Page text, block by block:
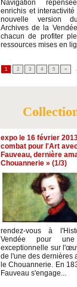
Navigation
enrichis et interactivité
nouvelle version
Archives de la
chacun de profiter
ressources mises en
1 2 3 4 5 »
expo le 16 février
combat pour l'Art
Fauveau, dernière
Chouannerie » (1/3)
rendez-vous à
Vendée pour une
exceptionnelle sur
de l'une des dernières
le Chouannerie. En
Fauveau s'engage...